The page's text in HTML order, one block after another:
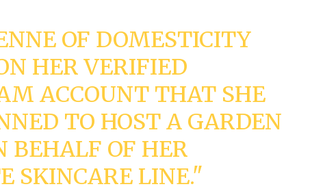
OF DOMESTICITY
HER VERIFIED
ACCOUNT THAT SHE
TO HOST A GARDEN
BEHALF OF HER
SKINCARE LINE."